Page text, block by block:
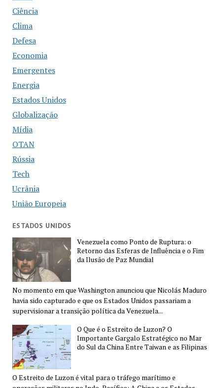
Ciência
Clima
Defesa
Economia
Emergentes
Energia
Estados Unidos
Globalização
Mídia
OTAN
Rússia
Tech
Ucrânia
União Europeia
ESTADOS UNIDOS
Venezuela como Ponto de Ruptura: o
Retorno das Esferas de Influência e o Fim
da Ilusão de Paz Mundial
No momento em que Washington anunciou que Nicolás Maduro
havia sido capturado e que os Estados Unidos passariam a
supervisionar a transição política da Venezuela...
O Que é o Estreito de Luzon? O
Importante Gargalo Estratégico no Mar
do Sul da China Entre Taiwan e as Filipinas
O Estreito de Luzon é vital para o tráfego marítimo e